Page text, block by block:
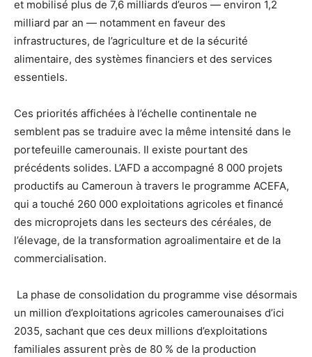
et mobilisé plus de 7,6 milliards d’euros — environ 1,2
milliard par an — notamment en faveur des
infrastructures, de l’agriculture et de la sécurité
alimentaire, des systèmes financiers et des services
essentiels.
Ces priorités affichées à l’échelle continentale ne
semblent pas se traduire avec la même intensité dans le
portefeuille camerounais. Il existe pourtant des
précédents solides. L’AFD a accompagné 8 000 projets
productifs au Cameroun à travers le programme ACEFA,
qui a touché 260 000 exploitations agricoles et financé
des microprojets dans les secteurs des céréales, de
l’élevage, de la transformation agroalimentaire et de la
commercialisation.
La phase de consolidation du programme vise désormais
un million d’exploitations agricoles camerounaises d’ici
2035, sachant que ces deux millions d’exploitations
familiales assurent près de 80 % de la production